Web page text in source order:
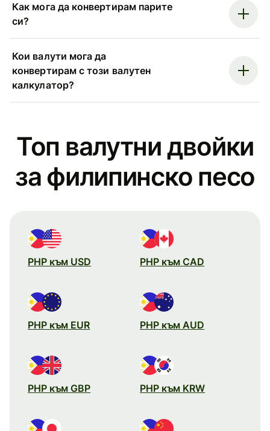
Как мога да конвертирам парите
си?
Кои валути мога да
конвертирам с този валутен
калкулатор?
Топ валутни двойки
за филипинско песо
PHP към USD PHP към CAD
PHP към EUR PHP към AUD
PHP към GBP PHP към KRW